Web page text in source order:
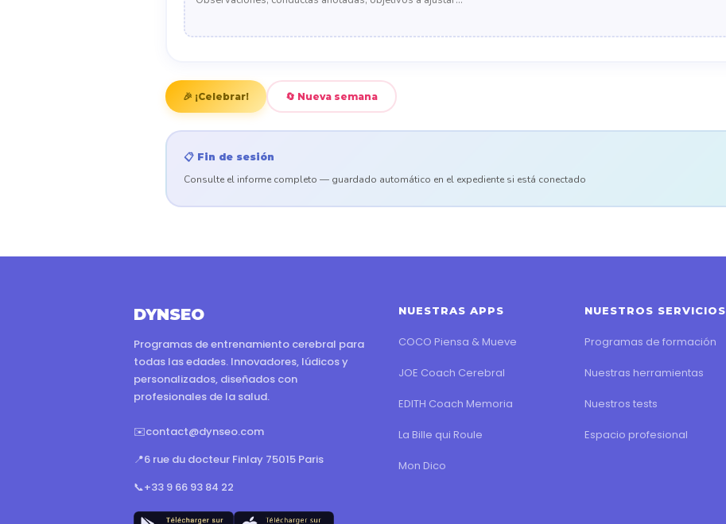
🎉 ¡Celebrar! 🔄 Nueva semana
📋 Fin de sesión
Consulte el informe completo — guardado automático en el expediente si está conectado
DYNSEO
Programas de entrenamiento cerebral para
todas las edades. Innovadores, lúdicos y
personalizados, diseñados con
profesionales de la salud.
✉️contact@dynseo.com
📍6 rue du docteur Finlay 75015 Paris
📞+33 9 66 93 84 22
NUESTRAS APPS
COCO Piensa & Mueve
JOE Coach Cerebral
EDITH Coach Memoria
La Bille qui Roule
Mon Dico
NUESTROS SERVICIOS
Programas de formación
Nuestras herramientas
Nuestros tests
Espacio profesional